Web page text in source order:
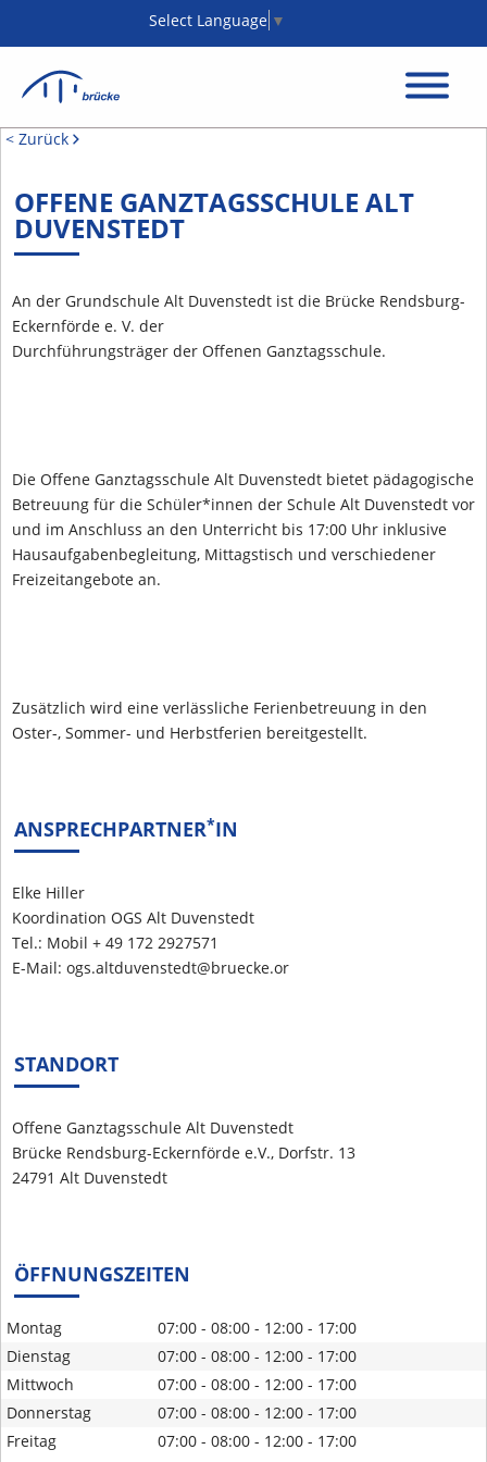
Select Language ▼
< Zurück
OFFENE GANZTAGSSCHULE ALT
DUVENSTEDT
An der Grundschule Alt Duvenstedt ist die Brücke Rendsburg-
Eckernförde e. V. der
Durchführungsträger der Offenen Ganztagsschule.
Die Offene Ganztagsschule Alt Duvenstedt bietet pädagogische
Betreuung für die Schüler*innen der Schule Alt Duvenstedt vor
und im Anschluss an den Unterricht bis 17:00 Uhr inklusive
Hausaufgabenbegleitung, Mittagstisch und verschiedener
Freizeitangebote an.
Zusätzlich wird eine verlässliche Ferienbetreuung in den
Oster-, Sommer- und Herbstferien bereitgestellt.
ANSPRECHPARTNER*IN
Elke Hiller
Koordination OGS Alt Duvenstedt
Tel.: Mobil + 49 172 2927571
E-Mail: ogs.altduvenstedt@bruecke.or
STANDORT
Offene Ganztagsschule Alt Duvenstedt
Brücke Rendsburg-Eckernförde e.V., Dorfstr. 13
24791 Alt Duvenstedt
ÖFFNUNGSZEITEN
Montag
07:00 - 08:00 - 12:00 - 17:00
Dienstag
07:00 - 08:00 - 12:00 - 17:00
Mittwoch
07:00 - 08:00 - 12:00 - 17:00
Donnerstag
07:00 - 08:00 - 12:00 - 17:00
Freitag
07:00 - 08:00 - 12:00 - 17:00